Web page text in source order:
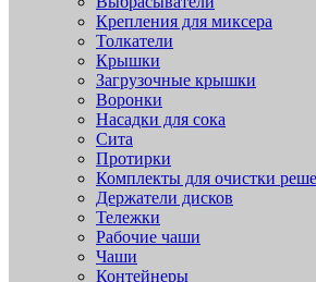
Крепления для миксера
Толкатели
Крышки
Загрузочные крышки
Воронки
Насадки для сока
Сита
Протирки
Комплекты для очистки
Держатели дисков
Тележки
Рабочие чаши
Чаши
Контейнеры